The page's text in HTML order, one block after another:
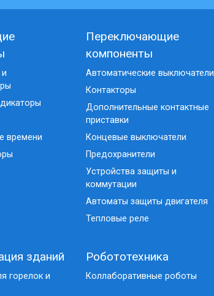
времени
Переключающие
компоненты
Автоматические выключатели
Контакторы
Дополнительные контактные
приставки
Концевые выключатели
Предохранители
Устройства защиты и
коммутации
Автоматы защиты двигателя
Тепловые реле
зданий
горелок и
Робототехника
Коллаборативные роботы